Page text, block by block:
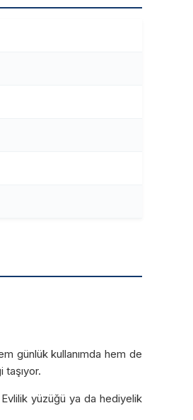
günlük kullanımda hem de
taşıyor.
Evlilik yüzüğü ya da hediyelik